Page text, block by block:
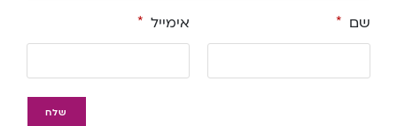
שם * אימייל *